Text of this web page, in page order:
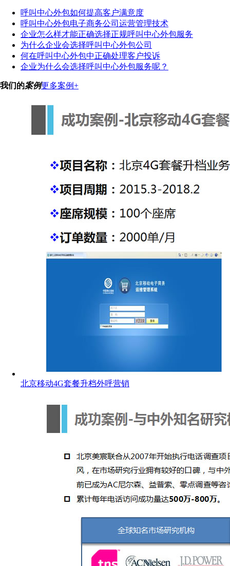
呼叫中心外包如何提高客户满意度
呼叫中心外包电子商务公司运营管理技术
企业怎么样才能正确选择正规呼叫中心外包服务
为什么企业会选择呼叫中心外包公司
何在呼叫中心外包中正确处理客户投诉
企业为什么会选择呼叫中心外包服务呢？
我们的案例更多案例+
北京移动4G套餐升档外呼营销